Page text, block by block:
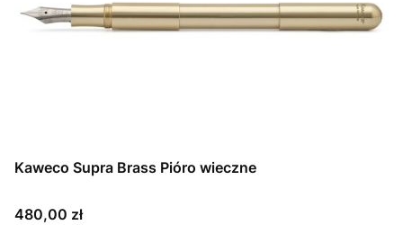
Kaweco Supra Brass Pióro wieczne
Cena
480,00 zł